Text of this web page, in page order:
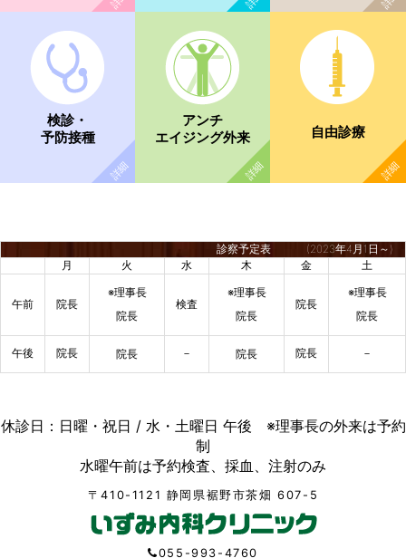
検診・
予防接種
アンチ
エイジング外来
自由診療
診察予定表 (2023年4月1日～)
月
火 水 木 金 土
午前 院長
※理事長
院長
検査
※理事長
院長
院長
※理事長
院長
午後 院長 院長 － 院長 院長 －
休診日：日曜・祝日 / 水・土曜日 午後 ※理事長の外来は予約
制
水曜午前は予約検査、採血、注射のみ
〒410-1121 静岡県裾野市茶畑 607-5
055-993-4760